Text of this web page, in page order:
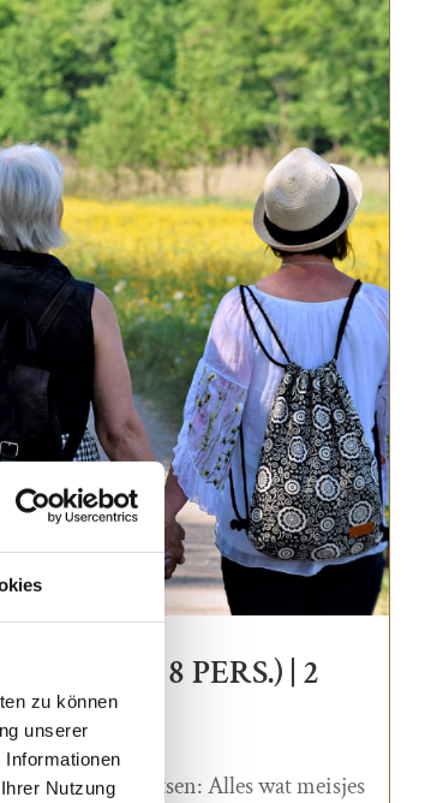
zu können
unserer
Nutzung
(2 TOT 8 PERS.) | 2
uitgebreid kletsen: Alles wat meisjes